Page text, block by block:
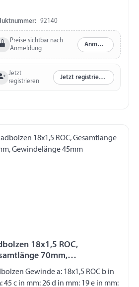
92140
Preise sichtbar nach
Anmeldung
Anmelden
Jetzt
registrieren
Jetzt registrieren
18x1,5 ROC,
70mm,
45mm
Gewinde a: 18x1,5 ROC b in
45 c in mm: 26 d in mm: 19 e in mm: